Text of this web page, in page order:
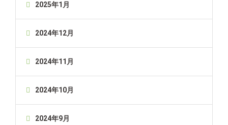
2025年1月
2024年12月
2024年11月
2024年10月
2024年9月